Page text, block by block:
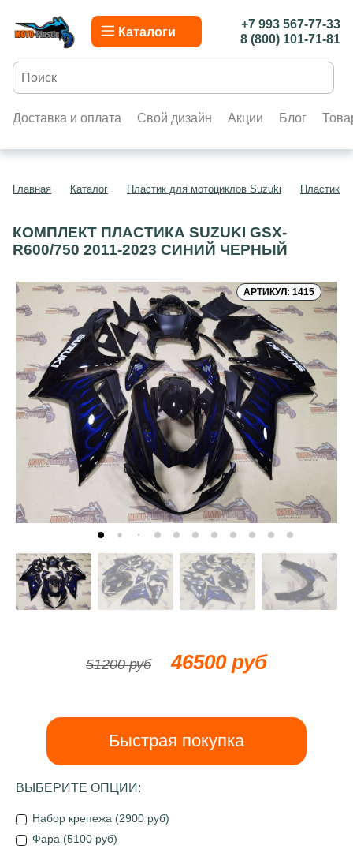
Каталоги
+7 993 567-77-33
8 (800) 101-71-81
Доставка и оплата Свой дизайн Акции Блог
Главная Каталог Пластик для мотоциклов Suzuki Пластик
КОМПЛЕКТ ПЛАСТИКА SUZUKI GSX-
R600/750 2011-2023 СИНИЙ ЧЕРНЫЙ
АРТИКУЛ: 1415
51200 руб 46500 руб
Быстрая покупка
ВЫБЕРИТЕ ОПЦИИ:
Набор крепежа (2900 руб)
Фара (5100 руб)